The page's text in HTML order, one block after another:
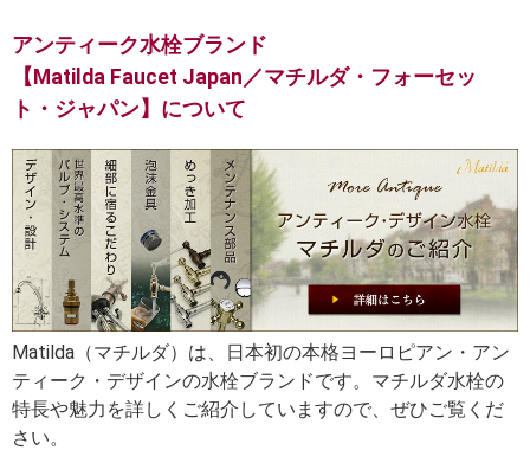
アンティーク水栓ブランド
【Matilda Faucet Japan／マチルダ・フォーセッ
ト・ジャパン】について
Matilda（マチルダ）は、日本初の本格ヨーロピアン・アン
ティーク・デザインの水栓ブランドです。マチルダ水栓の
特長や魅力を詳しくご紹介していますので、ぜひご覧くだ
さい。